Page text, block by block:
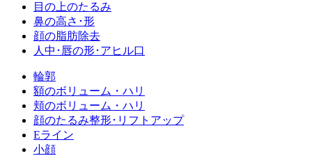
目の上のたるみ
鼻の高さ･形
顔の脂肪除去
人中･唇の形･アヒル口
輪郭
額のボリューム・ハリ
頬のボリューム・ハリ
顔のたるみ整形･リフトアップ
Eライン
小顔